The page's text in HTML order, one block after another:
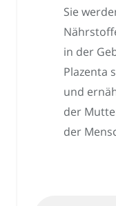
Sie
in der
Plazenta
und
der
der